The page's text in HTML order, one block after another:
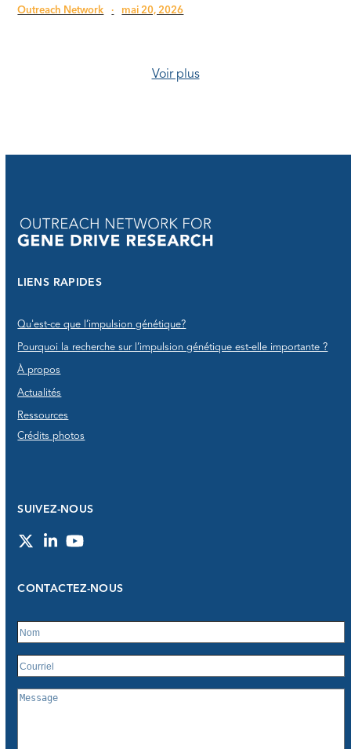
Outreach Network · mai 20, 2026
Voir plus
LIENS RAPIDES
Qu'est-ce que l’impulsion génétique?
Pourquoi la recherche sur l’impulsion génétique est-elle importante ?
À propos
Actualités
Ressources
Crédits photos
SUIVEZ-NOUS
TwitterLinkedInYouTube
CONTACTEZ-NOUS